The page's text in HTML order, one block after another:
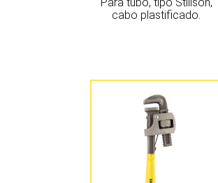
cabo plastificado.